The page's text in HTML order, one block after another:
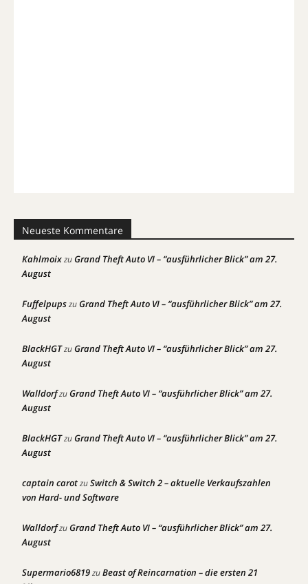
Neueste Kommentare
KahlmoixzuGrand Theft Auto VI – “ausführlicher Blick” am 27.
August
FuffelpupszuGrand Theft Auto VI – “ausführlicher Blick” am 27.
August
BlackHGTzuGrand Theft Auto VI – “ausführlicher Blick” am 27.
August
WalldorfzuGrand Theft Auto VI – “ausführlicher Blick” am 27.
August
BlackHGTzuGrand Theft Auto VI – “ausführlicher Blick” am 27.
August
captain carotzuSwitch & Switch 2 – aktuelle Verkaufszahlen
von Hard- und Software
WalldorfzuGrand Theft Auto VI – “ausführlicher Blick” am 27.
August
Supermario6819zuBeast of Reincarnation – die ersten 21